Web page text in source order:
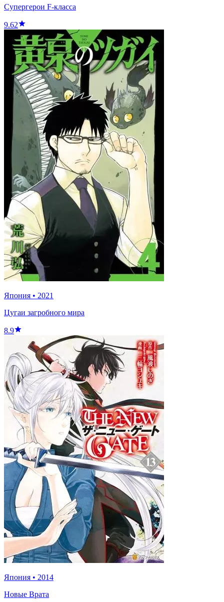
Супергерои F-класса
9.62
Япония • 2021
Цугаи загробного мира
8.9
Япония • 2014
Новые Врата